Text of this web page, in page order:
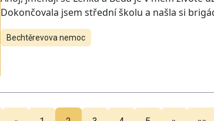
Dokončovala jsem střední školu a našla si
Bechtěrevova nemoc